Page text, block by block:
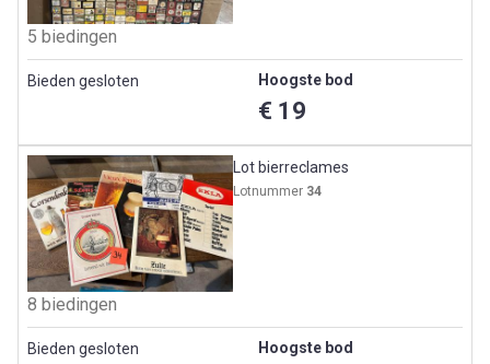
5 biedingen
Bieden gesloten Hoogste bod
€ 19
Lot bierreclames
Lotnummer 34
8 biedingen
Bieden gesloten Hoogste bod